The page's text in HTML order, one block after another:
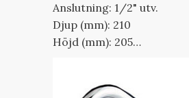
Anslutning: 1/2" utv.
Djup (mm): 210
Höjd (mm): 205